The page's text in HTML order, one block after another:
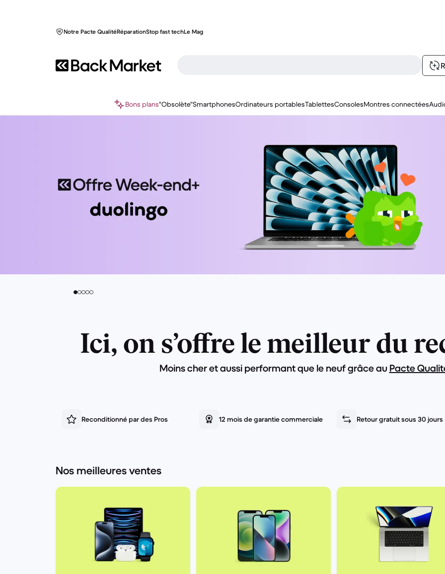
Notre Pacte QualitéRéparationStop fast techLe Mag
Bons plans"Obsolète"SmartphonesOrdinateurs portablesTablettesConsolesMontres connectées
Ici, on s’offre le meilleur du
Moins cher et aussi performant que le neuf grâce au Pacte
Reconditionné par des Pros 12 mois de garantie commerciale Retour gratuit sous 30 jours
Nos meilleures ventes